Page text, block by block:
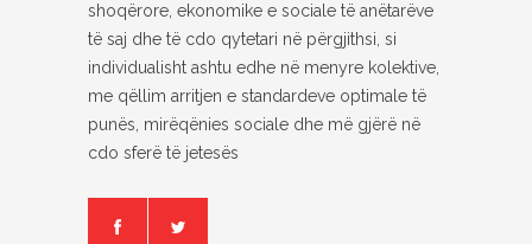
shoqërore, ekonomike e sociale të anëtarëve
të saj dhe të cdo qytetari në përgjithsi, si
individualisht ashtu edhe në menyre kolektive,
me qëllim arritjen e standardeve optimale të
punës, mirëqënies sociale dhe më gjërë në
cdo sferë të jetesës